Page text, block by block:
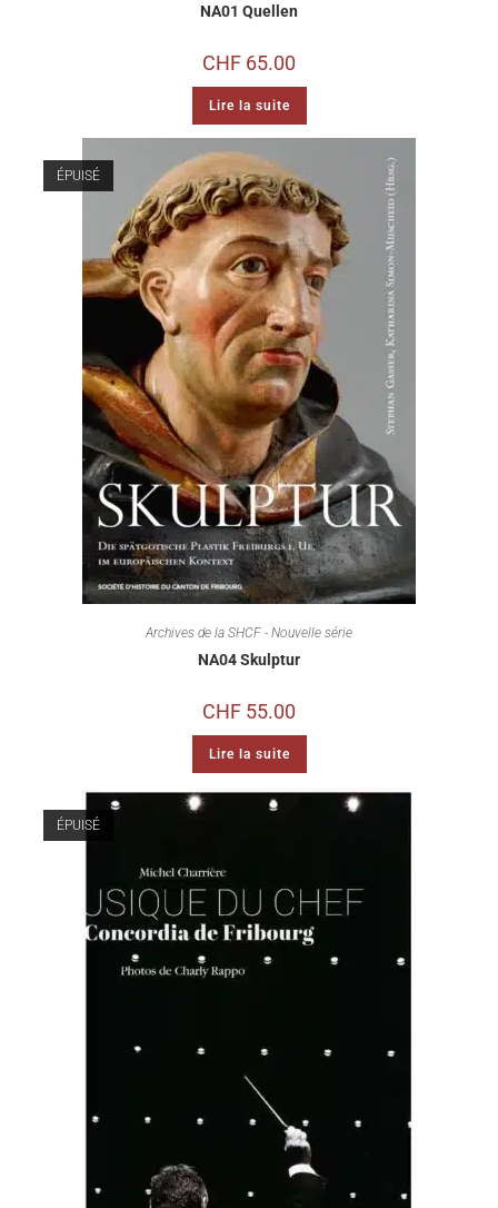
NA01 Quellen
CHF 65.00
Lire la suite
ÉPUISÉ
Archives de la SHCF - Nouvelle série
NA04 Skulptur
CHF 55.00
Lire la suite
ÉPUISÉ